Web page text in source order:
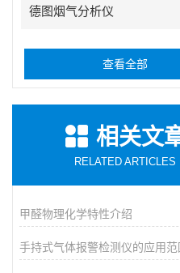
德图烟气分析仪
查看全部
相关文
RELATED ARTICLES
甲醛物理化学特性介绍